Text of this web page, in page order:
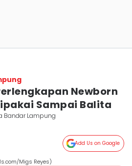
Newborn
Sampai Balita
Bandar Lampung
Add Us on Google
Migs Reyes)